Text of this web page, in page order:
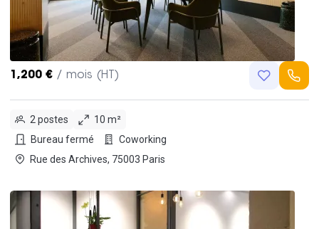
1,200 € / mois (HT)
2 postes
10 m²
Bureau fermé
Coworking
Rue des Archives, 75003 Paris